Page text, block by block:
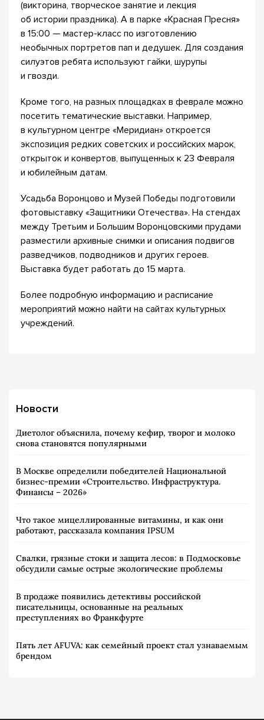
(викторина, творческое занятие и лекция
об истории праздника). А в парке «Красная Пресня»
в 15:00 — мастер-класс по изготовлению
необычных портретов пап и дедушек. Для создания
силуэтов ребята используют гайки, шурупы
и гвозди.
Кроме того, на разных площадках в феврале можно
посетить тематические выставки. Например,
в культурном центре «Меридиан» откроется
экспозиция редких советских и российских марок,
открыток и конвертов, выпущенных к 23 Февраля
и юбилейным датам.
Усадьба Воронцово и Музей Победы подготовили
фотовыставку «Защитники Отечества». На стендах
между Третьим и Большим Воронцовскими прудами
разместили архивные снимки и описания подвигов
разведчиков, подводников и других героев.
Выставка будет работать до 15 марта.
Более подробную информацию и расписание
мероприятий можно найти на сайтах культурных
учреждений.
Новости
Диетолог объяснила, почему кефир, творог и молоко
снова становятся популярными
В Москве определили победителей Национальной
бизнес-премии «Строительство. Инфраструктура.
Финансы – 2026»
Что такое мицеллированные витамины, и как они
работают, рассказала компания IPSUM
Свалки, грязные стоки и защита лесов: в Подмосковье
обсудили самые острые экологические проблемы
В продаже появились детективы российской
писательницы, основанные на реальных
преступлениях во Франкфурте
Пять лет AFUVA: как семейный проект стал узнаваемым
брендом